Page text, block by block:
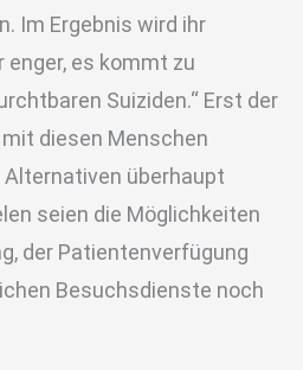
Im Ergebnis wird ihr
enger, es kommt zu
Suiziden.“ Erst der
diesen Menschen
überhaupt
seien die Möglichkeiten
der Patientenverfügung
Besuchsdienste noch